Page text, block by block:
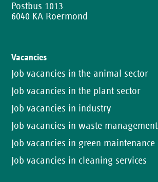
Postbus 1013
6040 KA Roermond
Vacancies
Job vacancies in the animal sector
Job vacancies in the plant sector
Job vacancies in industry
Job vacancies in waste management
Job vacancies in green maintenance
Job vacancies in cleaning services